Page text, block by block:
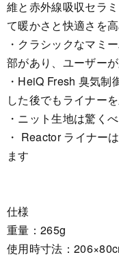
維と赤外線吸収セラ
て暖かさと快適さを高
・クラシックなマミ
部があり、ユーザー
・HeiQ Fresh 臭気
した後でもライナー
・ニット生地は驚く
・ Reactor ライナー
ます
仕様
重量：265g
使用時寸法：